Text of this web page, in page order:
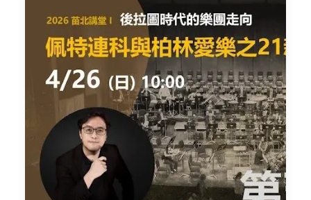
BON呼吸
BON攝影
BON插畫
BON旅行